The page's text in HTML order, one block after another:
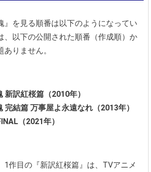
』を見る順番は以下のようになってい
、以下の公開された順番（作成順）か
りません。
訳紅桜篇（2010年）
結篇 万事屋よ永遠なれ（2013年）
（2021年）
1作目の『新訳紅桜篇』は、TVアニメ